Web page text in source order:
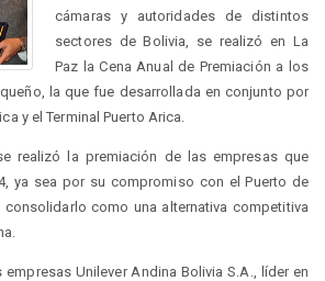
cámaras y autoridades de distintos
sectores de Bolivia, se realizó en La
Paz la Cena Anual de Premiación a los
la que fue desarrollada en conjunto por
y el Terminal Puerto Arica.
realizó la premiación de las empresas que
ya sea por su compromiso con el Puerto de
como una alternativa competitiva
Unilever Andina Bolivia S.A., líder en